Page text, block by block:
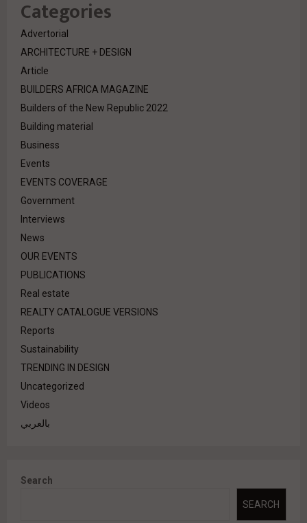
Categories
Advertorial
ARCHITECTURE + DESIGN
Article
BUILDERS AFRICA MAGAZINE
Builders of the New Republic 2022
Building material
Business
Events
EVENTS COVERAGE
Government
Interviews
News
OUR EVENTS
PUBLICATIONS
Real estate
REALTY CATALOGUE VERSIONS
Reports
Sustainability
TRENDING IN DESIGN
Uncategorized
Videos
بالعربي
Search
SEARCH